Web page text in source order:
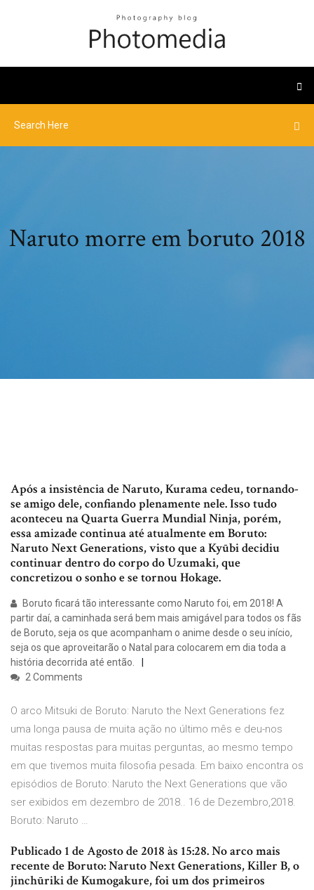
Naruto morre em boruto 2018
Após a insistência de Naruto, Kurama cedeu, tornando-
se amigo dele, confiando plenamente nele. Isso tudo
aconteceu na Quarta Guerra Mundial Ninja, porém,
essa amizade continua até atualmente em Boruto:
Naruto Next Generations, visto que a Kyūbi decidiu
continuar dentro do corpo do Uzumaki, que
concretizou o sonho e se tornou Hokage.
Boruto ficará tão interessante como Naruto foi, em 2018! A
partir daí, a caminhada será bem mais amigável para todos os fãs
de Boruto, seja os que acompanham o anime desde o seu início,
seja os que aproveitarão o Natal para colocarem em dia toda a
história decorrida até então.
2 Comments
O arco Mitsuki de Boruto: Naruto the Next Generations fez
uma longa pausa de muita ação no último mês e deu-nos
muitas respostas para muitas perguntas, ao mesmo tempo
em que tivemos muita filosofia pesada. Em baixo encontra os
episódios de Boruto: Naruto the Next Generations que vão
ser exibidos em dezembro de 2018.. 16 de Dezembro,2018.
Boruto: Naruto …
Publicado 1 de Agosto de 2018 às 15:28. No arco mais
recente de Boruto: Naruto Next Generations, Killer B, o
jinchūriki de Kumogakure, foi um dos primeiros